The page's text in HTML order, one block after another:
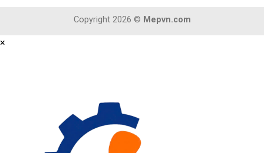
Copyright 2026 © Mepvn.com
×